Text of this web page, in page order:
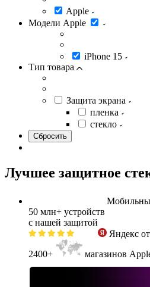
Apple
Модели Apple
iPhone 15
Тип товара
Защита экрана
пленка
стекло
Лучшее защитное
50 млн+ устройств
с нашей защитой
Яндекс
2400+
магазинов